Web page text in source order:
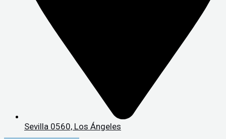
Sevilla 0560, Los Ángeles